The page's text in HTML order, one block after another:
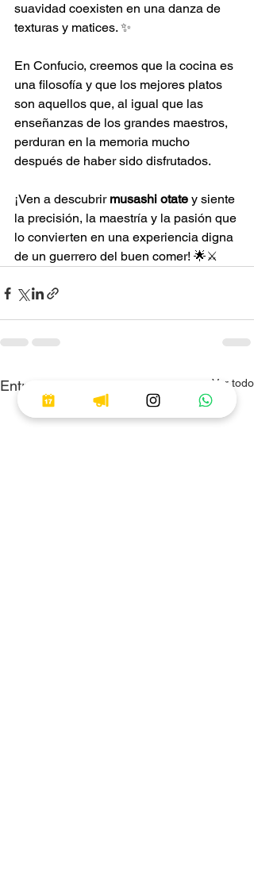
suavidad coexisten en una danza de
texturas y matices. ✨
En Confucio, creemos que la cocina es
una filosofía y que los mejores platos
son aquellos que, al igual que las
enseñanzas de los grandes maestros,
perduran en la memoria mucho
después de haber sido disfrutados.
¡Ven a descubrir musashi otate y siente
la precisión, la maestría y la pasión que
lo convierten en una experiencia digna
de un guerrero del buen comer! 🌟⚔️
Entradas recientes Ver todo